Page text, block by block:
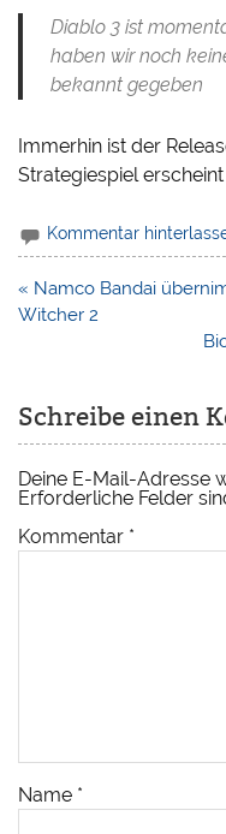
Diablo 3 ist
haben wir noch
bekannt gegeben
Immerhin ist der
Strategiespiel erscheint
Kommentar
Beitragsnavigation
« Namco Bandai
Witcher 2
Schreibe einen
Deine E-Mail-Adresse
Erforderliche Felder
Kommentar *
Name *